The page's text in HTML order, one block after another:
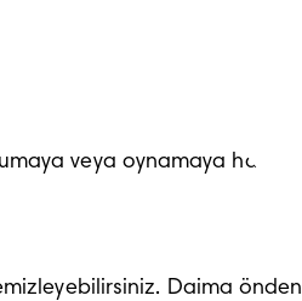
veya oynamaya hazır
Daima önden